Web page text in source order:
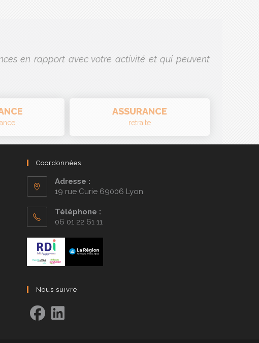
ASSURANCE
Coordonnées
Adresse :
19 rue Curie 69006 Lyon
Téléphone :
06 01 22 61 11
Nous suivre